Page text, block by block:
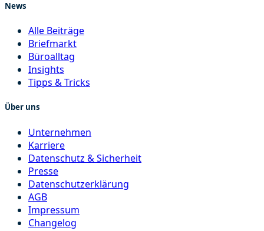
News
Alle Beiträge
Briefmarkt
Büroalltag
Insights
Tipps & Tricks
Über uns
Unternehmen
Karriere
Datenschutz & Sicherheit
Presse
Datenschutzerklärung
AGB
Impressum
Changelog